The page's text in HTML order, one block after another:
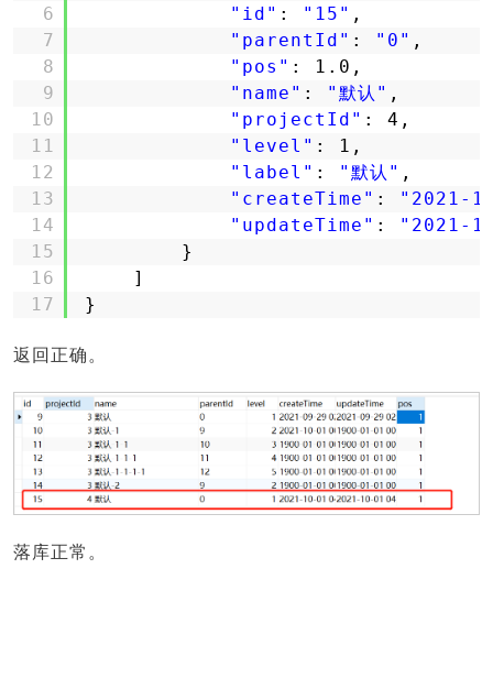
6
7
8
9
10
11
12
13
14
15
16
17
"id" : "15" ,
"parentId" : "0" ,
"pos" : 1.0,
"name" : "默认" ,
"projectId" : 4,
"level" : 1,
"label" : "默认" ,
"createTime" :
"2021-
"updateTime" :
"2021-
}
]
}
返回正确。
落库正常。